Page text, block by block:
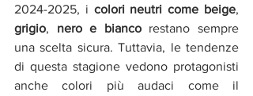
2024-2025, i colori neutri come beige,
grigio, nero e bianco restano sempre
una scelta sicura. Tuttavia, le tendenze
di questa stagione vedono protagonisti
anche colori più audaci come il